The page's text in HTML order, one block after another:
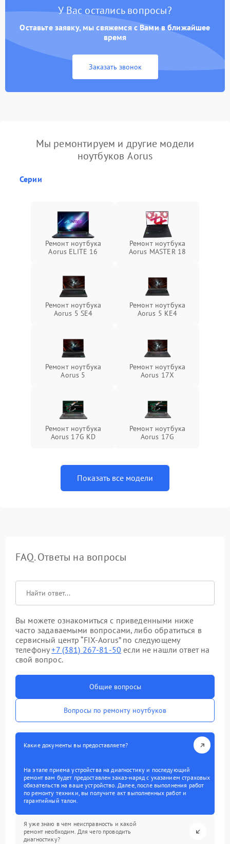
У Вас остались вопросы?
Оставьте заявку, мы свяжемся с Вами в ближайшее
время
Заказать звонок
Мы ремонтируем и другие модели
ноутбуков Aorus
Серии
Ремонт ноутбука
Aorus ELITE 16
Ремонт ноутбука
Aorus MASTER 18
Ремонт ноутбука
Aorus 5 SE4
Ремонт ноутбука
Aorus 5 KE4
Ремонт ноутбука
Aorus 5
Ремонт ноутбука
Aorus 17X
Ремонт ноутбука
Aorus 17G KD
Ремонт ноутбука
Aorus 17G
Показать все модели
FAQ. Ответы на вопросы
Вы можете ознакомиться с приведенными ниже
часто задаваемыми вопросами, либо обратиться в
сервисный центр “FIX-Aorus” по следующему
телефону+7 (381) 267-81-50 если не нашли ответ на
свой вопрос.
Общие вопросы
Вопросы по ремонту ноутбуков
Какие документы вы предоставляете?
На этапе приема устройства на диагностику и последующий
ремонт вам будет предоставлен заказ-наряд с указанием страховых
обязательств на ваше устройство. Далее, после выполнения работ
по ремонту техники, вы получите акт выполненных работ и
гарантийный талон.
Я уже знаю в чем неисправность и какой
ремонт необходим. Для чего проводить
диагностику?